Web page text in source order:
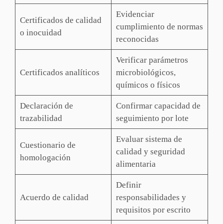
Certificados de calidad
o inocuidad
Evidenciar
cumplimiento de normas
reconocidas
Certificados analíticos
Verificar parámetros
microbiológicos,
químicos o físicos
Declaración de
trazabilidad
Confirmar capacidad de
seguimiento por lote
Cuestionario de
homologación
Evaluar sistema de
calidad y seguridad
alimentaria
Acuerdo de calidad
Definir
responsabilidades y
requisitos por escrito